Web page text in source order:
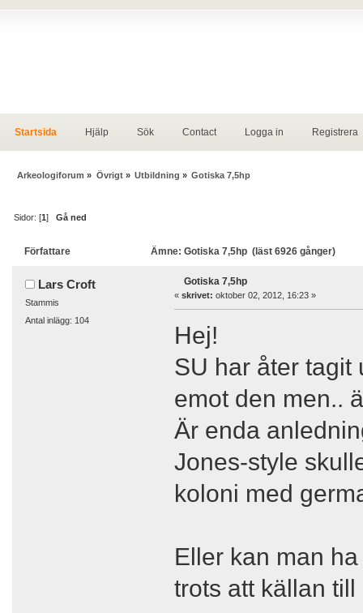
Startsida Hjälp Sök Contact Logga in Registrera
Arkeologiforum » Övrigt» Utbildning » Gotiska 7,5hp
Sidor: [1]Gå ned
Författare Ämne: Gotiska 7,5hp (läst 6926 gånger)
Lars Croft
Stammis
Antal inlägg: 104
Gotiska 7,5hp
« skrivet: oktober 02, 2012, 16:23 »
Hej!
SU har åter tagit
emot den men..
Är enda
Jones-style
koloni med
Eller kan man
trots att källan